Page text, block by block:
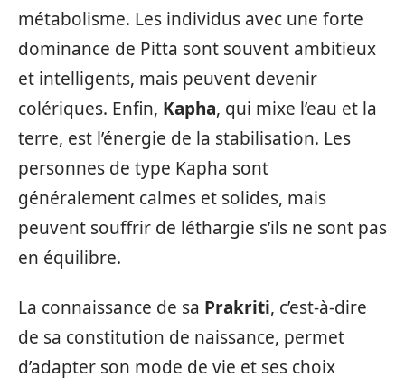
métabolisme. Les individus avec une forte
dominance de Pitta sont souvent ambitieux
et intelligents, mais peuvent devenir
colériques. Enfin, Kapha, qui mixe l’eau et la
terre, est l’énergie de la stabilisation. Les
personnes de type Kapha sont
généralement calmes et solides, mais
peuvent souffrir de léthargie s’ils ne sont pas
en équilibre.
La connaissance de sa Prakriti, c’est-à-dire
de sa constitution de naissance, permet
d’adapter son mode de vie et ses choix